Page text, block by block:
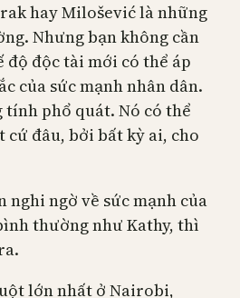
hay Milošević là những
Nhưng bạn không cần
độ độc tài mới có thể áp
của sức mạnh nhân dân.
tính phổ quát. Nó có thể
cứ đâu, bởi bất kỳ ai, cho
nghi ngờ về sức mạnh của
thường như Kathy, thì
lớn nhất ở Nairobi,